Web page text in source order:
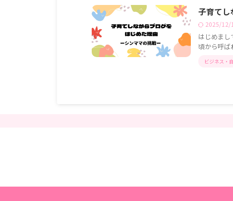
子育てし
2025/12/
はじめま
頃から呼ば
ビジネス・